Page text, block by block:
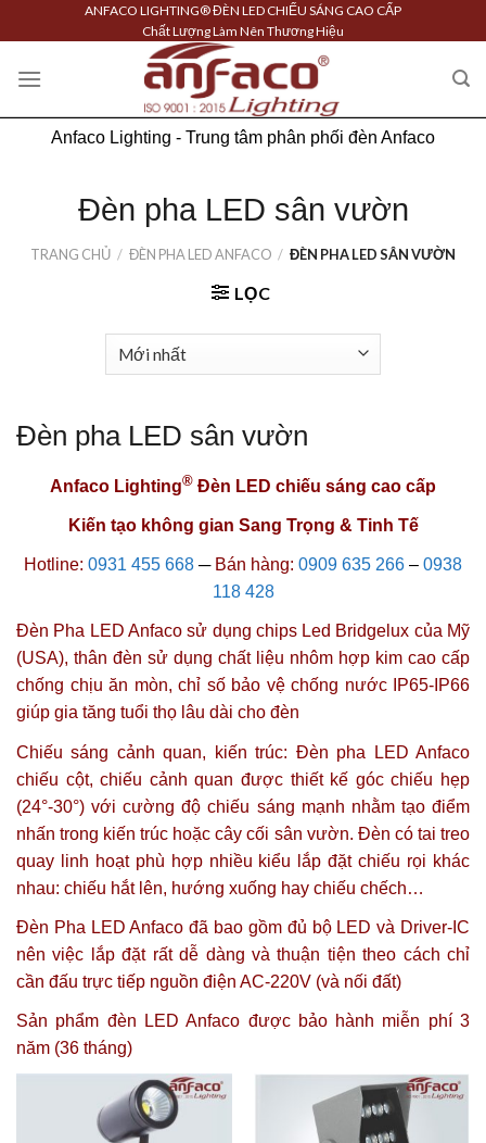
to
content
ANFACO LIGHTING® ĐÈN LED CHIẾU SÁNG CAO CẤP
Chất Lượng Làm Nên Thương Hiệu
Anfaco Lighting - Trung tâm phân phối đèn Anfaco
Đèn pha LED sân vườn
TRANG CHỦ / ĐÈN PHA LED ANFACO / ĐÈN PHA LED SÂN VƯỜN
LỌC
Đèn pha LED sân vườn
Anfaco Lighting® Đèn LED chiếu sáng cao cấp
Kiến tạo không gian Sang Trọng & Tinh Tế
Hotline: 0931 455 668 ─Bán hàng: 0909 635 266 – 0938
118 428
Đèn Pha LED Anfaco sử dụng chips Led Bridgelux của Mỹ
(USA), thân đèn sử dụng chất liệu nhôm hợp kim cao cấp
chống chịu ăn mòn, chỉ số bảo vệ chống nước IP65-IP66
giúp gia tăng tuổi thọ lâu dài cho đèn
Chiếu sáng cảnh quan, kiến trúc: Đèn pha LED Anfaco
chiếu cột, chiếu cảnh quan được thiết kế góc chiếu hẹp
(24°-30°) với cường độ chiếu sáng mạnh nhằm tạo điểm
nhấn trong kiến trúc hoặc cây cối sân vườn. Đèn có tai treo
quay linh hoạt phù hợp nhiều kiểu lắp đặt chiếu rọi khác
nhau: chiếu hắt lên, hướng xuống hay chiếu chếch…
Đèn Pha LED Anfaco đã bao gồm đủ bộ LED và Driver-IC
nên việc lắp đặt rất dễ dàng và thuận tiện theo cách chỉ
cần đấu trực tiếp nguồn điện AC-220V (và nối đất)
Sản phẩm đèn LED Anfaco được bảo hành miễn phí 3
năm (36 tháng)